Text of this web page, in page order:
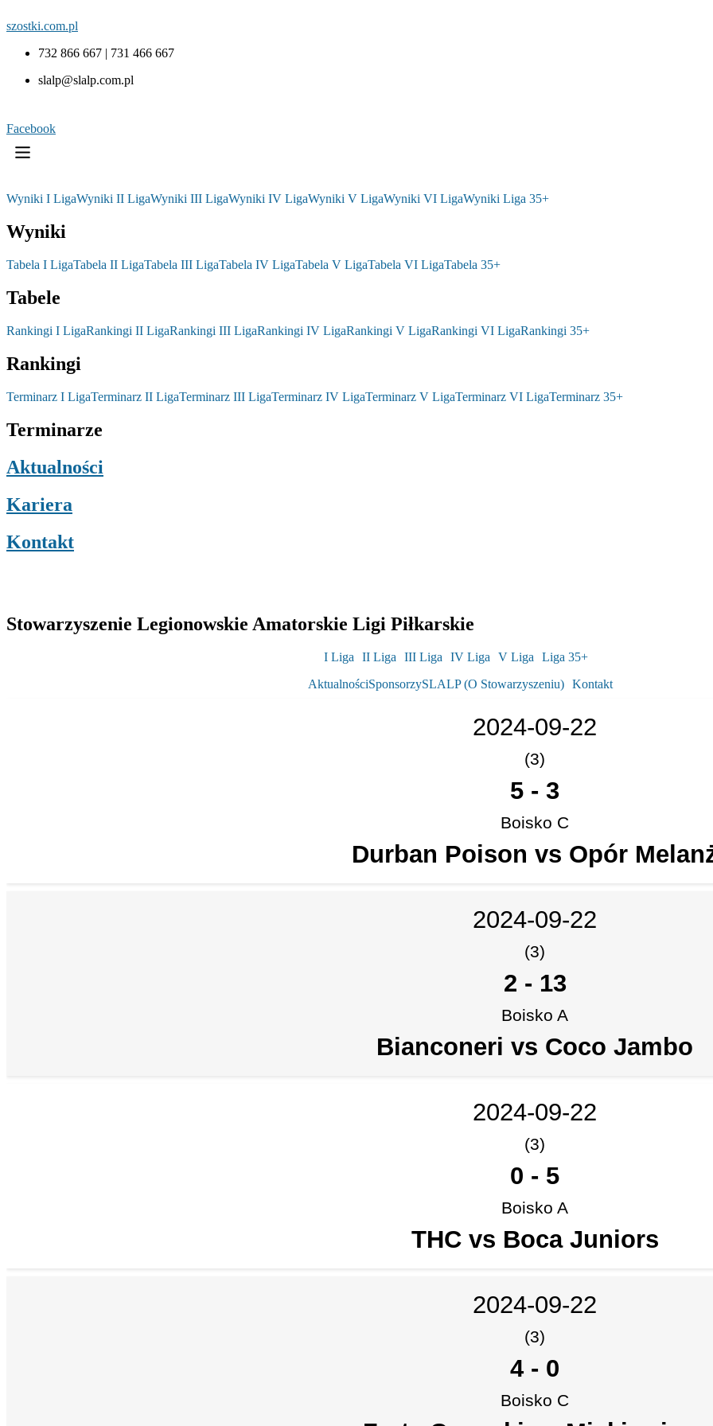
szostki.com.pl
732 866 667 | 731 466 667
slalp@slalp.com.pl
Facebook
Wyniki I LigaWyniki II LigaWyniki III LigaWyniki IV LigaWyniki V LigaWyniki VI LigaWyniki Liga 35+
Wyniki
Tabela I LigaTabela II LigaTabela III LigaTabela IV LigaTabela V LigaTabela VI LigaTabela 35+
Tabele
Rankingi I LigaRankingi II LigaRankingi III LigaRankingi IV LigaRankingi V LigaRankingi VI LigaRankingi 35+
Rankingi
Terminarz I LigaTerminarz II LigaTerminarz III LigaTerminarz IV LigaTerminarz V LigaTerminarz VI LigaTerminarz 35+
Terminarze
Aktualności
Kariera
Kontakt
Stowarzyszenie Legionowskie Amatorskie Ligi Piłkarskie
I Liga II Liga III Liga IV Liga V Liga
Liga 35+
AktualnościSponsorzySLALP (O Stowarzyszeniu) Kontakt
2024-09-22
(3)
5 - 3
Boisko C
Durban Poison vs Opór
2024-09-22
(3)
2 - 13
Boisko A
Bianconeri vs Coco Jambo
2024-09-22
(3)
0 - 5
Boisko A
THC vs Boca Juniors
2024-09-22
(3)
4 - 0
Boisko C